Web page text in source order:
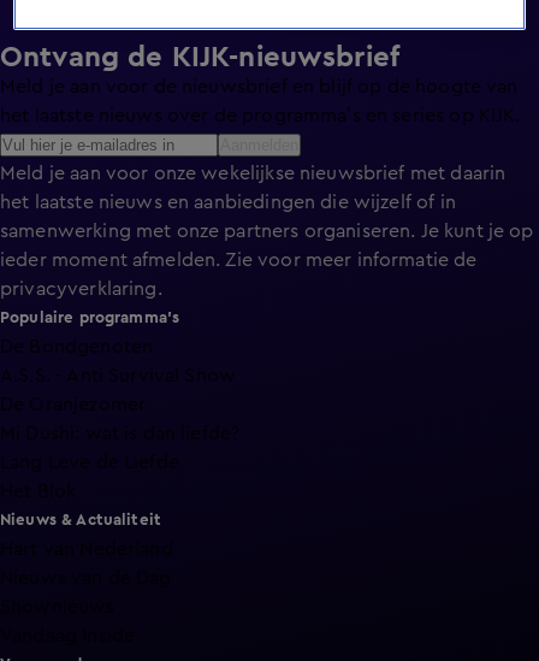
Ontvang de KIJK-nieuwsbrief
Meld je aan voor de nieuwsbrief en blijf op de hoogte van
het laatste nieuws over de programma’s en series op KIJK.
Meld je aan voor onze wekelijkse nieuwsbrief met daarin
het laatste nieuws en aanbiedingen die wijzelf of in
samenwerking met onze partners organiseren. Je kunt je op
ieder moment afmelden. Zie voor meer informatie de
privacyverklaring.
Populaire programma's
De Bondgenoten
A.S.S. - Anti Survival Show
De Oranjezomer
Mi Dushi: wat is dan liefde?
Lang Leve de Liefde
Nieuws & Actualiteit